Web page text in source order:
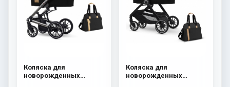
Коляска для
новорожденных
Коляска для
новорожденных